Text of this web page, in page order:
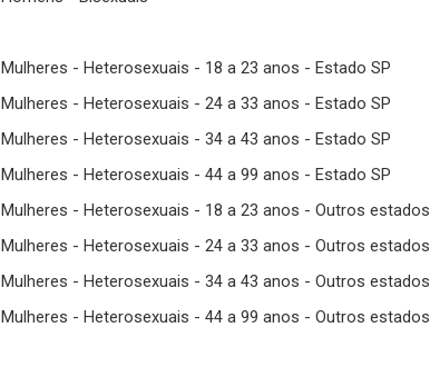
Mulheres - Heterosexuais - 18 a 23 anos - Estado SP
Mulheres - Heterosexuais - 24 a 33 anos - Estado SP
Mulheres - Heterosexuais - 34 a 43 anos - Estado SP
Mulheres - Heterosexuais - 44 a 99 anos - Estado SP
Mulheres - Heterosexuais - 18 a 23 anos - Outros estados
Mulheres - Heterosexuais - 24 a 33 anos - Outros estados
Mulheres - Heterosexuais - 34 a 43 anos - Outros estados
Mulheres - Heterosexuais - 44 a 99 anos - Outros estados